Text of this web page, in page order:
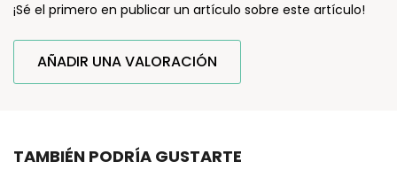
¡Sé el primero en publicar un artículo sobre este artículo!
AÑADIR UNA VALORACIÓN
TAMBIÉN PODRÍA GUSTARTE